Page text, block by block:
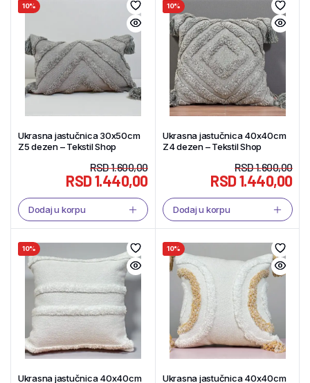
10%
Ukrasna jastučnica 30x50cm
Z5 dezen – Tekstil Shop
RSD1.600,00
RSD1.440,00
Dodaj u korpu
10%
Ukrasna jastučnica 40x40cm
Z4 dezen – Tekstil Shop
RSD1.600,00
RSD1.440,00
Dodaj u korpu
10%
Ukrasna jastučnica 40x40cm
10%
Ukrasna jastučnica 40x40cm